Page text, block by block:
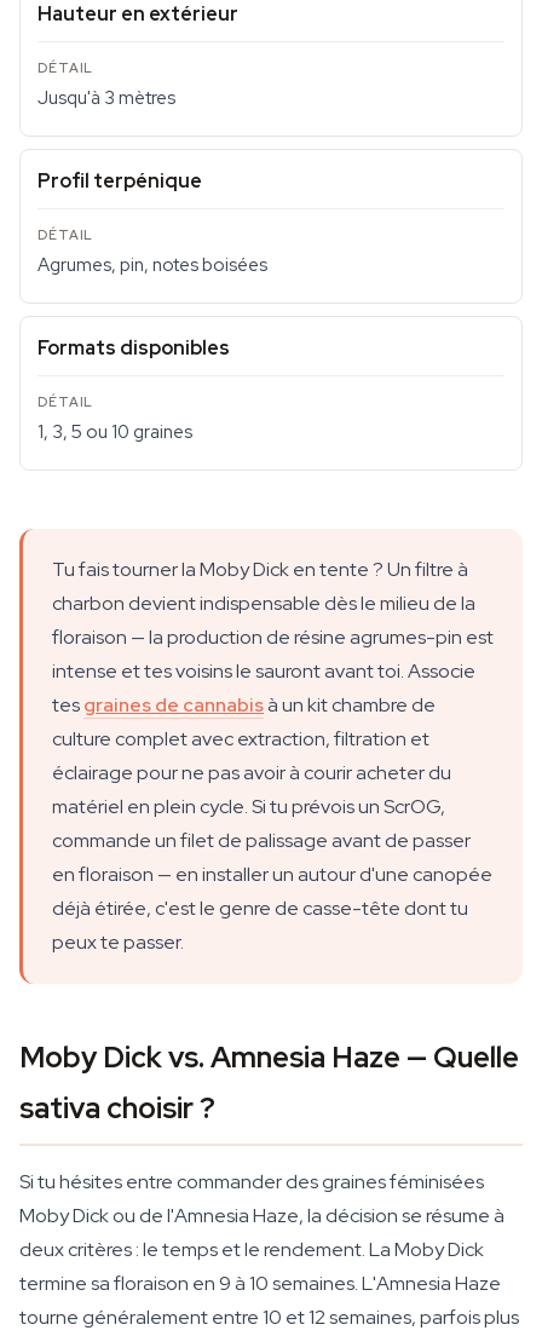
Hauteur en extérieur
Jusqu'à 3 mètres
Profil terpénique
Agrumes, pin, notes boisées
Formats disponibles
1, 3, 5 ou 10 graines
Tu fais tourner la Moby Dick en tente ? Un filtre à
charbon devient indispensable dès le milieu de la
floraison — la production de résine agrumes-pin est
intense et tes voisins le sauront avant toi. Associe
tesgraines de cannabisà un kit chambre de
culture complet avec extraction, filtration et
éclairage pour ne pas avoir à courir acheter du
matériel en plein cycle. Si tu prévois un ScrOG,
commande un filet de palissage avant de passer
en floraison — en installer un autour d'une canopée
déjà étirée, c'est le genre de casse-tête dont tu
peux te passer.
Moby Dick vs. Amnesia Haze — Quelle
sativa choisir ?
Si tu hésites entre commander des graines féminisées
Moby Dick ou de l'Amnesia Haze, la décision se résume à
deux critères : le temps et le rendement. La Moby Dick
termine sa floraison en 9 à 10 semaines. L'Amnesia Haze
tourne généralement entre 10 et 12 semaines, parfois plus